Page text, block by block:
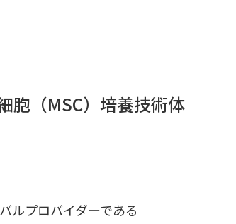
胞（MSC）培養技術体
ルプロバイダーである